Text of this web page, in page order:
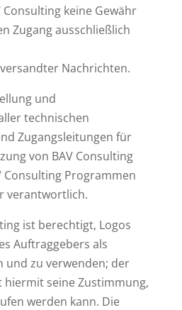
keine Gewähr
Zugang ausschließlich
Nachrichten.
und
technischen
Zugangsleitungen für
von BAV Consulting
Consulting Programmen
verantwortlich.
ist berechtigt, Logos
Auftraggebers als
und zu verwenden; der
seine Zustimmung,
werden kann. Die